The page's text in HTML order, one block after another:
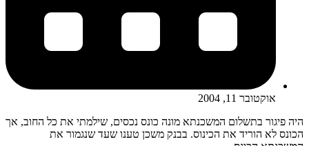
אוקטובר 11, 2004
היה פיגור בתשלום המשכנתא מונה כונס נכסים, שילמתי את כל החוב, אך
הכונס לא הוריד את הכינוס. בבנק משכן טענו שעד שנגמור את